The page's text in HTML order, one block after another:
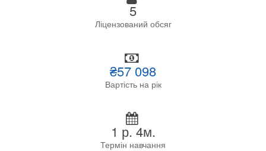
5
Ліцензований обсяг
₴57 098
Вартість на рік
1 р. 4м.
Термін навчання